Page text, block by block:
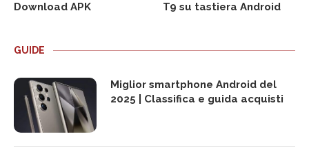
Download APK
T9 su tastiera Android
GUIDE
Miglior smartphone Android del
2025 | Classifica e guida acquisti